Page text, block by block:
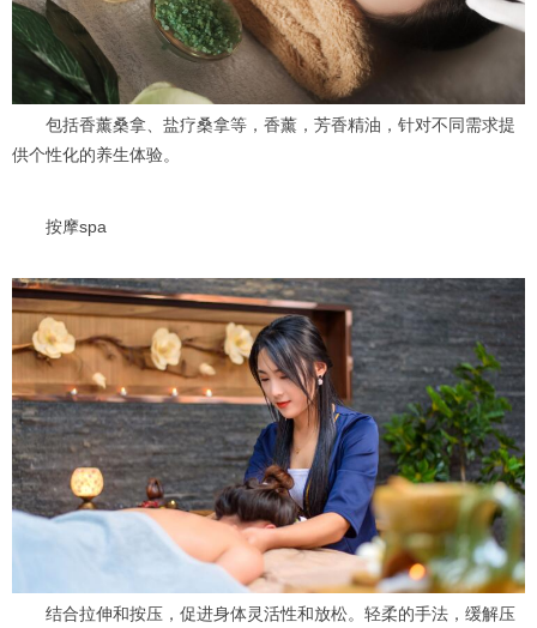
包括香薰桑拿、盐疗桑拿等，香薰，芳香精油，针对不同需求提
供个性化的养生体验。
按摩spa
结合拉伸和按压，促进身体灵活性和放松。轻柔的手法，缓解压